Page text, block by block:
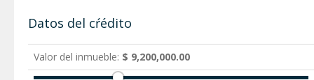
Datos del cŕédito
Valor del inmueble: $ 9,200,000.00